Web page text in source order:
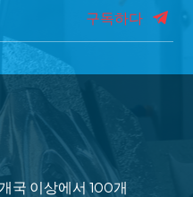
구독하다
국 이상에서 100개